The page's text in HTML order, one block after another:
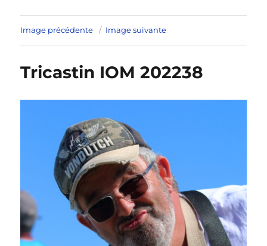
Image précédente Image suivante
Tricastin IOM 202238